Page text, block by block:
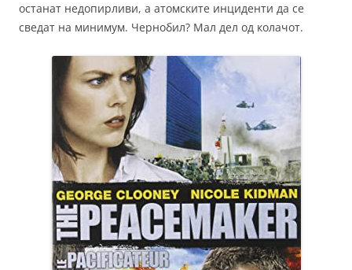
останат недопирливи, а атомските инциденти да се
сведат на минимум. Чернобил? Мал дел од колачот.